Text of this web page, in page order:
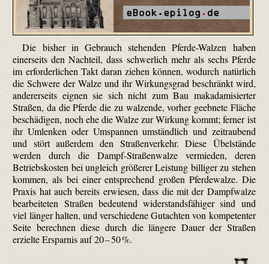
Die bisher in Gebrauch stehenden Pferde-Walzen haben
einerseits den Nachteil, dass schwerlich mehr als sechs Pferde
im erforderlichen Takt daran ziehen können, wodurch natürlich
die Schwere der Walze und ihr Wirkungsgrad beschränkt wird,
andererseits eignen sie sich nicht zum Bau makadami­sierter
Straßen, da die Pferde die zu walzende, vorher geebnete Fläche
beschädigen, noch ehe die Walze zur Wirkung kommt; ferner ist
ihr Umlenken oder Umspannen umständlich und zeitraubend
und stört außerdem den Straßenverkehr. Diese Übelstände
werden durch die Dampf-Straßenwalze vermieden, deren
Betriebskosten bei ungleich größerer Leistung billiger zu stehen
kommen, als bei einer entsprechend großen Pferdewalze. Die
Praxis hat auch bereits erwiesen, dass die mit der Dampfwalze
bearbeiteten Straßen bedeutend widerstandsfähiger sind und
viel länger halten, und verschiedene Gutachten von kompetenter
Seite berechnen diese durch die längere Dauer der Straßen
erzielte Ersparnis auf 20 – 50 %.